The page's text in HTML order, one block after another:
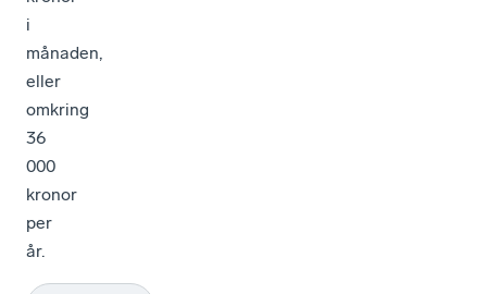
i
månaden,
eller
omkring
36
000
kronor
per
år.